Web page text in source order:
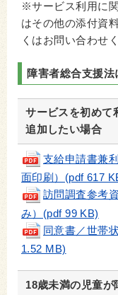
※サービス利用に
はその他の添付資
くはお問い合わせ
障害者総合支援
サービスを初めて
追加したい場合
支給申請書兼
面印刷）(pdf 617
訪問調査参考
み）(pdf 99 KB)
同意書／世帯
1.52 MB)
18歳未満の児童が